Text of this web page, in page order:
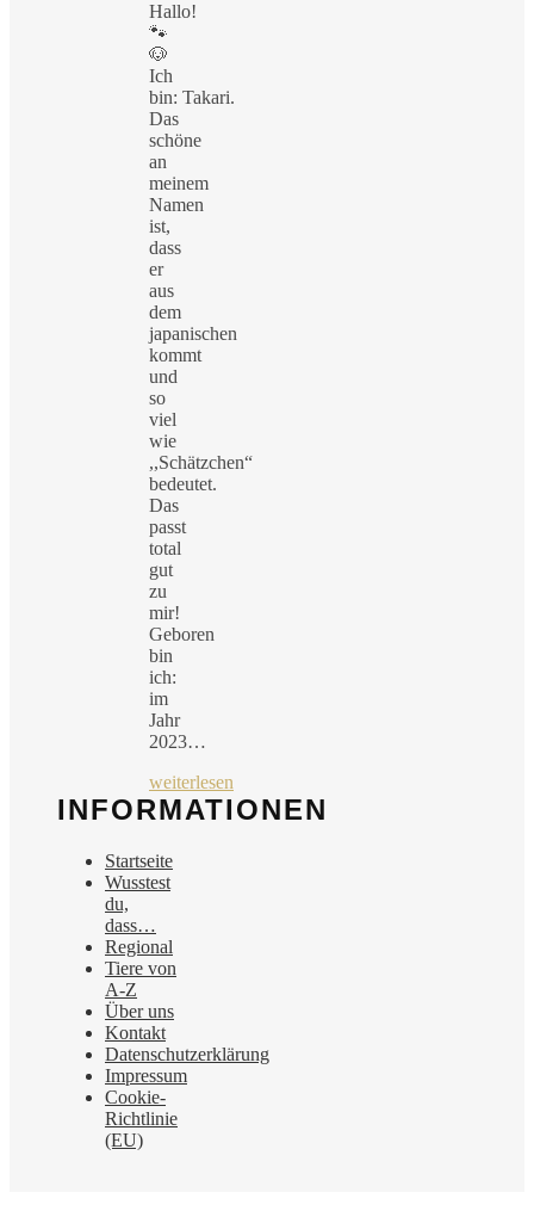
Hallo!
🐾
🐶
Ich
bin: Takari.
Das
schöne
an
meinem
Namen
ist,
dass
er
aus
dem
japanischen
kommt
und
so
viel
wie
,,Schätzchen“
bedeutet.
Das
passt
total
gut
zu
mir!
Geboren
bin
ich:
im
Jahr
2023…
weiterlesen
INFORMATIONEN
Startseite
Wusstest
du,
dass…
Regional
Tiere von
A-Z
Über uns
Kontakt
Datenschutzerklärung
Impressum
Cookie-
Richtlinie
(EU)